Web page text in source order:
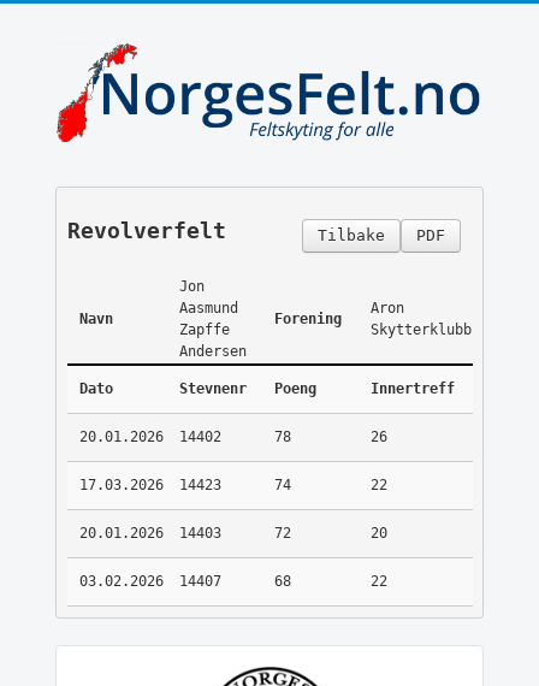
PDF
Tilbake
Revolverfelt
Navn
Jon
Aasmund
Zapffe
Andersen
Forening
Aron
Skytterklubb
Dato Stevnenr Poeng Innertreff
20.01.2026 14402 78 26
17.03.2026 14423 74 22
20.01.2026 14403 72 20
03.02.2026 14407 68 22